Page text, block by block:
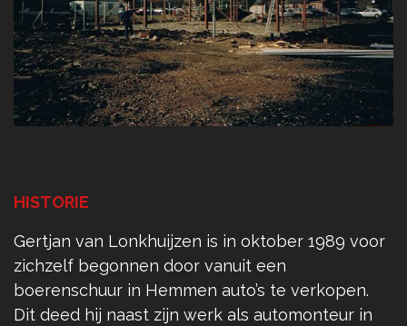
HISTORIE
Gertjan van Lonkhuijzen is in oktober 1989 voor
zichzelf begonnen door vanuit een
boerenschuur in Hemmen auto’s te verkopen.
Dit deed hij naast zijn werk als automonteur in